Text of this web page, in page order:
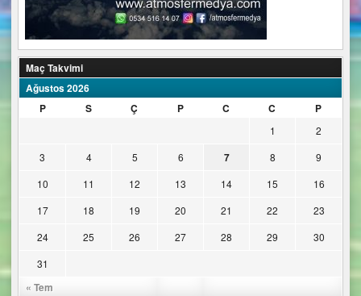
Maç Takvimi
Ağustos 2026
P
S Ç P C C P
« Tem
1
2
3
4 5 6 7 8
9
10
11 12 13 14 15
16
17
18 19 20 21 22
23
24
25 26 27 28 29
30
31